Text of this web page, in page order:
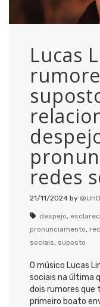
Lucas
redes
21/11/2024 by
despejo,
pronunciamento,
sociais, suposto
O músico Lucas
sociais na última
dois rumores que
primeiro boato